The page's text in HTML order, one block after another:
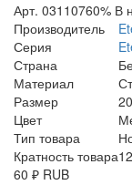
Арт. 03110760% В
Производитель
Серия
Страна
Материал
Размер
Цвет
Тип товара
Кратность товара12
60 ₽ RUB